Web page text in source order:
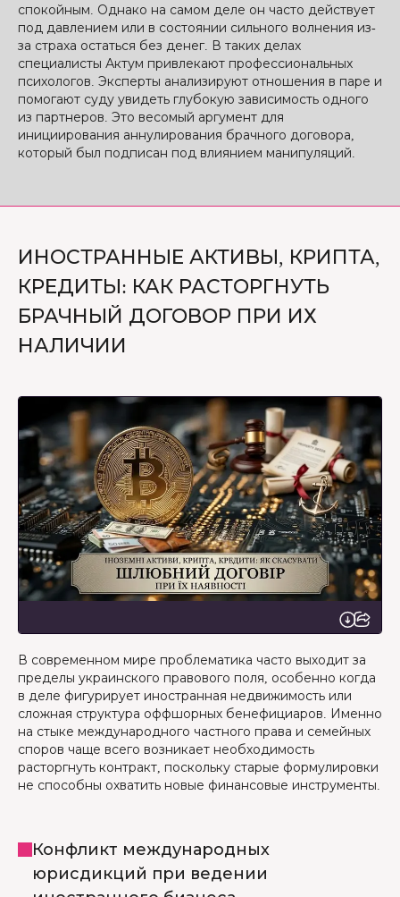
спокойным. Однако на самом деле он часто действует
под давлением или в состоянии сильного волнения из-
за страха остаться без денег. В таких делах
специалисты Актум привлекают профессиональных
психологов. Эксперты анализируют отношения в паре и
помогают суду увидеть глубокую зависимость одного
из партнеров. Это весомый аргумент для
инициирования аннулирования брачного договора,
который был подписан под влиянием манипуляций.
ИНОСТРАННЫЕ АКТИВЫ, КРИПТА,
КРЕДИТЫ: КАК РАСТОРГНУТЬ
БРАЧНЫЙ ДОГОВОР ПРИ ИХ
НАЛИЧИИ
В современном мире проблематика часто выходит за
пределы украинского правового поля, особенно когда
в деле фигурирует иностранная недвижимость или
сложная структура оффшорных бенефициаров. Именно
на стыке международного частного права и семейных
споров чаще всего возникает необходимость
расторгнуть контракт, поскольку старые формулировки
не способны охватить новые финансовые инструменты.
Конфликт международных
юрисдикций при ведении